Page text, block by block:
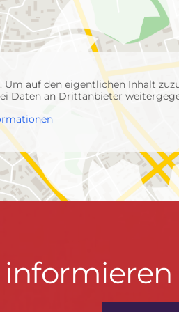
. Um auf den eigentlichen Inhalt
Daten an Drittanbieter